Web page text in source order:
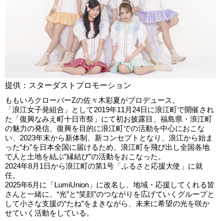
提供：スターダストプロモーション
ももいろクローバーZの佐々木彩夏がプロデュース。
「浪江女子発組合」として2019年11月24日に浪江町で開催され
た「復興なみえ町十日市祭」にて初お披露目、福島県・浪江町
の魅力の発信、復興を目的に浪江町での活動を中心におこな
い、2023年末から新体制、新コンセプトとなり、浪江から始ま
った“わ”を日本全国に届けるため、浪江町を飛び出し全国各地
で人と土地を結ぶ”縁結び”の活動をおこなった。
2024年8月1日から浪江町の第1号「ふるさと応援大使」に就
任。
2025年6月に「LumiUnion」に改名し、地域・応援してくれる皆
さんと一緒に、“光”と“笑顔”のつながりを広げていくグループと
して小さな支援の“たね”をまきながら、未来に希望の光を咲か
せていく活動をしている。